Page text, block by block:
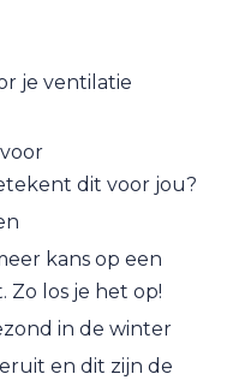
je ventilatie
dit voor jou?
kans op een
Zo los je het op!
in de winter
en dit zijn de